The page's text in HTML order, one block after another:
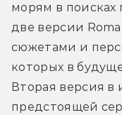
морям в
две версии
сюжетами и
которых в
Вторая версия в
предстоящей